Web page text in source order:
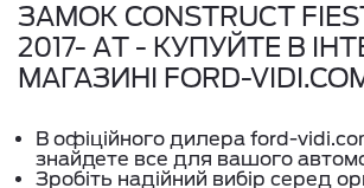
ЗАМОК CONSTRUCT
2017- АT - КУПУЙТЕ В
МАГАЗИНІ FORD-
В офіційного дилера ford-
знайдете все для вашого
Зробіть надійний вибір серед